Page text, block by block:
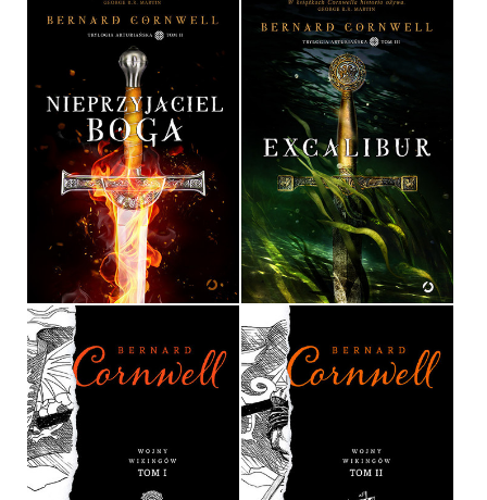
NIEPRZYJACIEL BOGA
BERNARD CORNWELL
OPRAWA TWARDA
49,90 ZŁ
EXCALIBUR
BERNARD CORNWELL
OPRAWA TWARDA
49,90 ZŁ
OSTATNIE KRÓLESTWO
BERNARD CORNWELL
ZWIASTUN BURZY
BERNARD CORNWELL